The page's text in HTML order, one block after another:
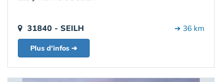
31840 - SEILH ➔ 36 km
Plus d'infos ➔